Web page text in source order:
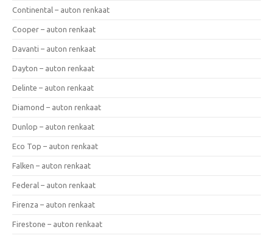
Continental – auton renkaat
Cooper – auton renkaat
Davanti – auton renkaat
Dayton – auton renkaat
Delinte – auton renkaat
Diamond – auton renkaat
Dunlop – auton renkaat
Eco Top – auton renkaat
Falken – auton renkaat
Federal – auton renkaat
Firenza – auton renkaat
Firestone – auton renkaat